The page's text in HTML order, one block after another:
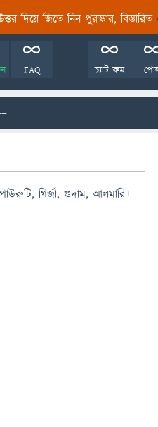
দিয়ে জিতে নিন পুরস্কার, বিস্তারিত
FAQ চ্যাট রুম
গির্জা, গুদাম, আলমারি।